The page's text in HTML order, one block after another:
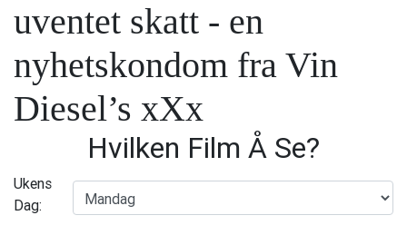
uventet skatt - en
nyhetskondom fra Vin
Diesel’s xXx
Hvilken Film Å Se?
Ukens
Dag: